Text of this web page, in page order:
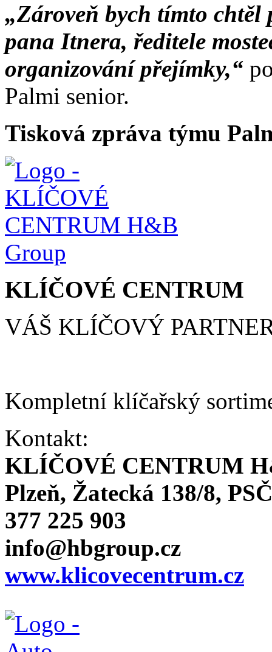
„Zároveň bych tímto chtěl
pana Itnera, ředitele
organizování přejímky,“
Palmi senior.
Tisková zpráva týmu
KLÍČOVÉ CENTRUM
VÁŠ KLÍČOVÝ
Kompletní klíčařský
Kontakt:
KLÍČOVÉ CENTRUM
Plzeň, Žatecká 138/8,
377 225 903
info@hbgroup.cz
www.klicovecentrum.cz